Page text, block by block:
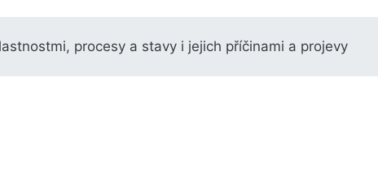
procesy a stavy i jejich příčinami a projevy